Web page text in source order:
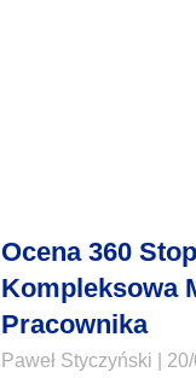
Ocena 360
Kompleksowa
Pracownika
Paweł Styczyński